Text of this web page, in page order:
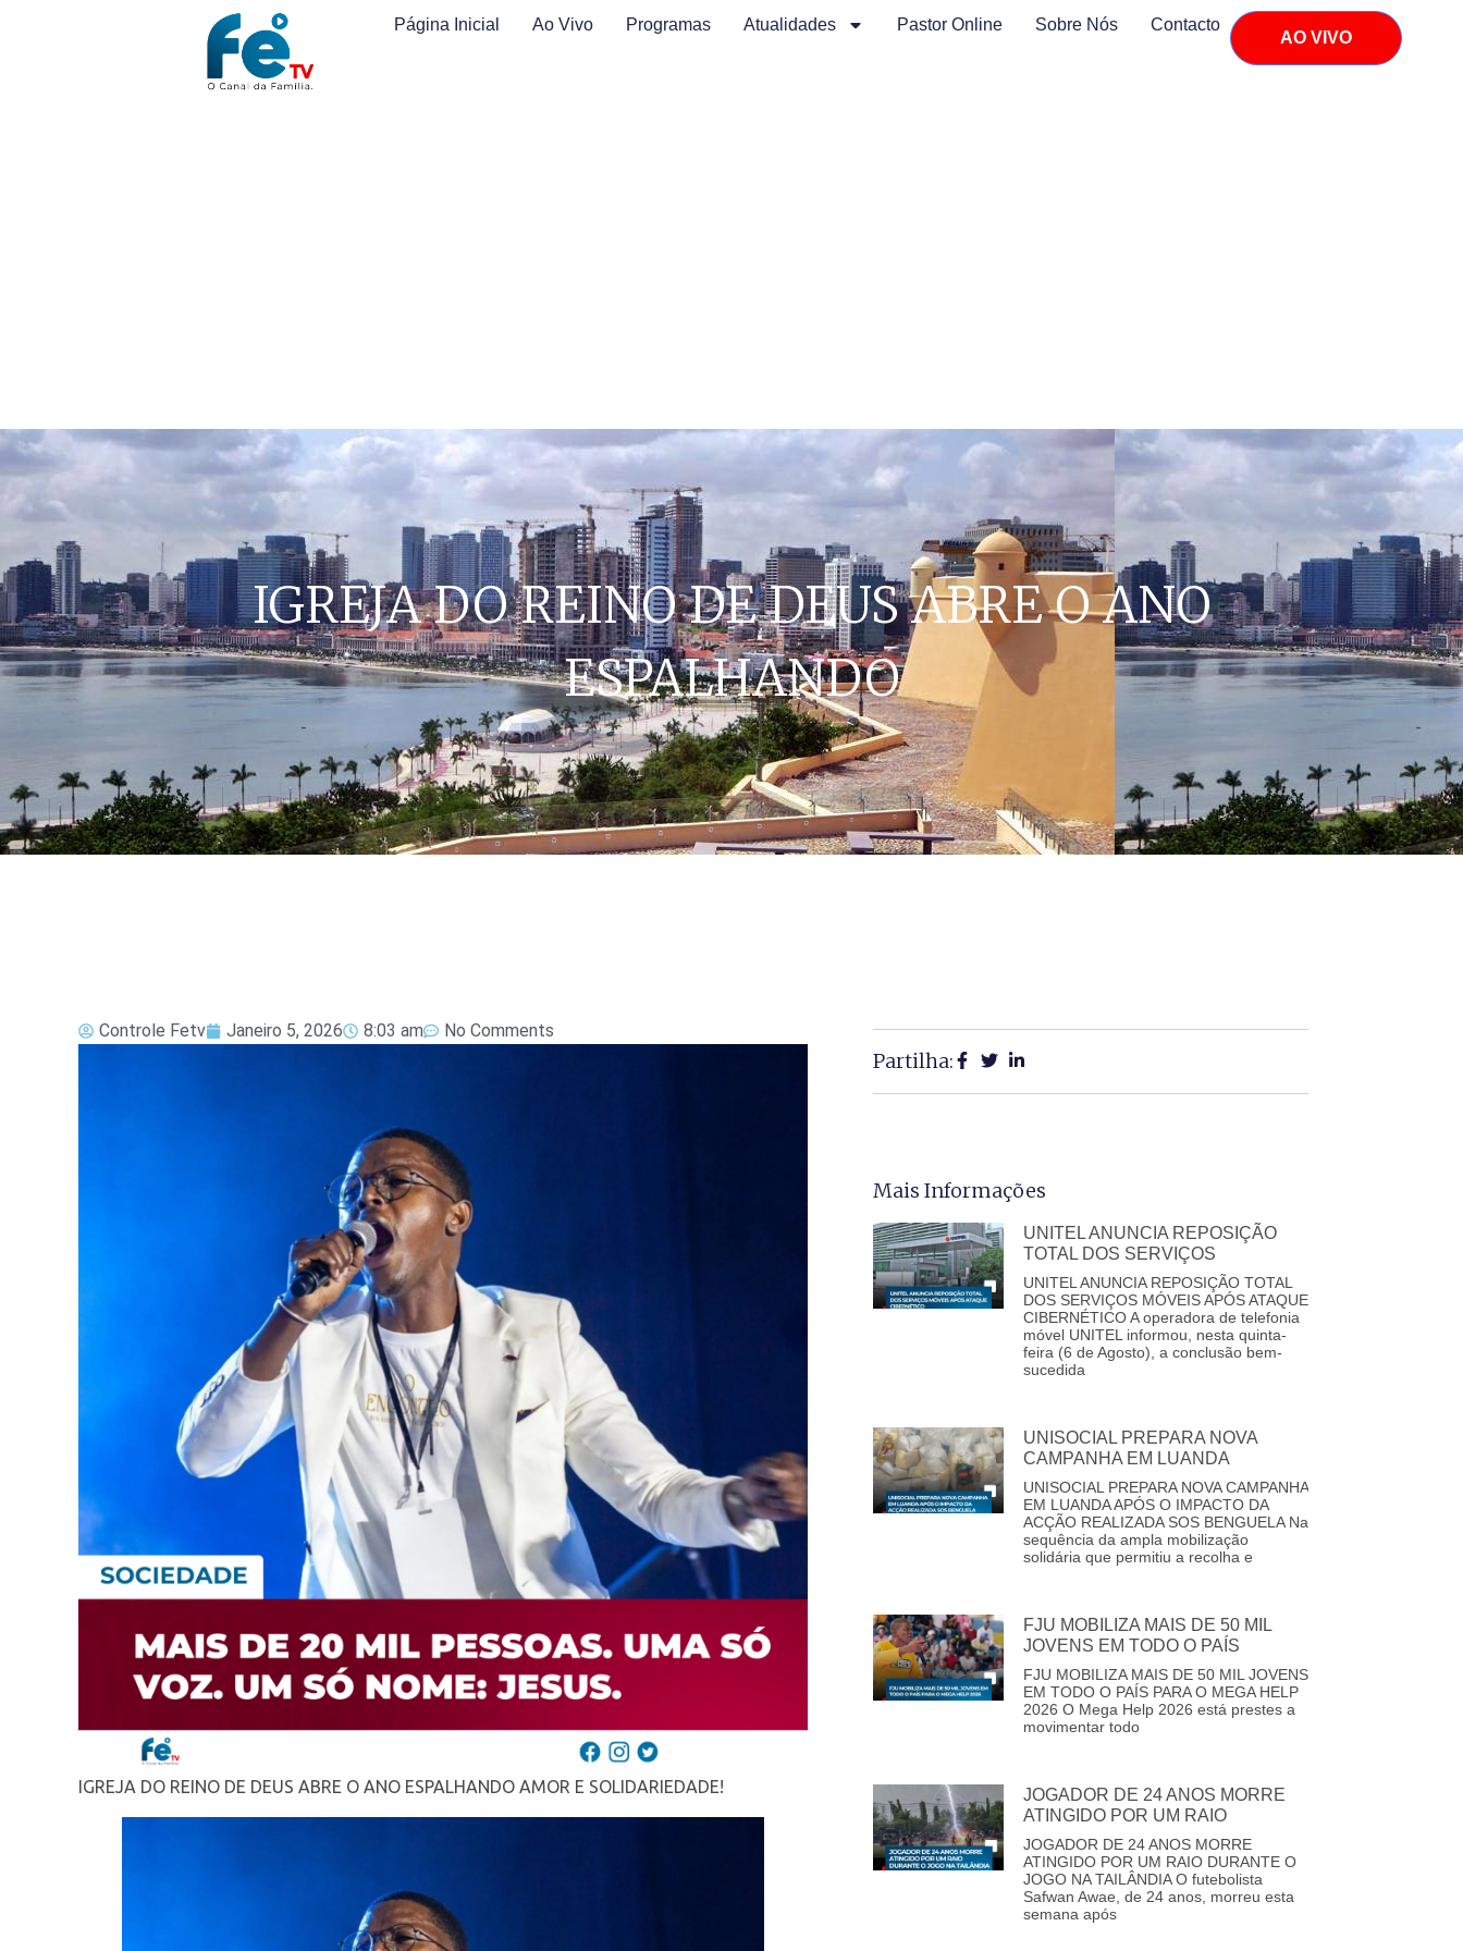
Página Inicial Ao Vivo Programas Atualidades Pastor Online Sobre Nós Contacto
AO VIVO
IGREJA DO REINO DE DEUS ABRE O ANO
ESPALHANDO
Controle Fetv Janeiro 5, 2026 8:03 am No Comments
IGREJA DO REINO DE DEUS ABRE O ANO ESPALHANDO AMOR E SOLIDARIEDADE!
Partilha:
Mais Informações
UNITEL ANUNCIA REPOSIÇÃO
TOTAL DOS SERVIÇOS
UNITEL ANUNCIA REPOSIÇÃO TOTAL
DOS SERVIÇOS MÓVEIS APÓS ATAQUE
CIBERNÉTICO A operadora de telefonia
móvel UNITEL informou, nesta quinta-
feira (6 de Agosto), a conclusão bem-
sucedida
UNISOCIAL PREPARA NOVA
CAMPANHA EM LUANDA
UNISOCIAL PREPARA NOVA CAMPANHA
EM LUANDA APÓS O IMPACTO DA
ACÇÃO REALIZADA SOS BENGUELA Na
sequência da ampla mobilização
solidária que permitiu a recolha e
FJU MOBILIZA MAIS DE 50 MIL
JOVENS EM TODO O PAÍS
FJU MOBILIZA MAIS DE 50 MIL JOVENS
EM TODO O PAÍS PARA O MEGA HELP
2026 O Mega Help 2026 está prestes a
movimentar todo
JOGADOR DE 24 ANOS MORRE
ATINGIDO POR UM RAIO
JOGADOR DE 24 ANOS MORRE
ATINGIDO POR UM RAIO DURANTE O
JOGO NA TAILÂNDIA O futebolista
Safwan Awae, de 24 anos, morreu esta
semana após